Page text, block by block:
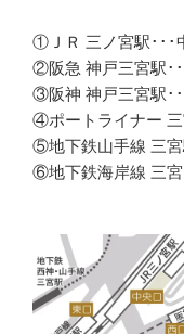
①ＪＲ 三ノ宮駅･･･
②阪急 神戸三宮駅
③阪神 神戸三宮
④ポートライナー
⑤地下鉄山手線 三
⑥地下鉄海岸線 三